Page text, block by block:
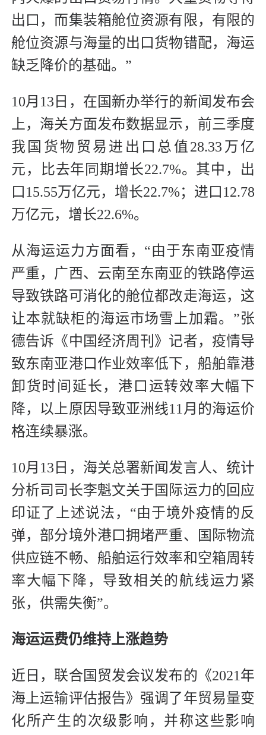
出口，而集装箱舱位资源有限，有限的
舱位资源与海量的出口货物错配，海运
缺乏降价的基础。”
10月13日，在国新办举行的新闻发布会
上，海关方面发布数据显示，前三季度
我国货物贸易进出口总值28.33万亿
元，比去年同期增长22.7%。其中，出
口15.55万亿元，增长22.7%；进口12.78
万亿元，增长22.6%。
从海运运力方面看，“由于东南亚疫情
严重，广西、云南至东南亚的铁路停运
导致铁路可消化的舱位都改走海运，这
让本就缺柜的海运市场雪上加霜。”张
德告诉《中国经济周刊》记者，疫情导
致东南亚港口作业效率低下，船舶靠港
卸货时间延长，港口运转效率大幅下
降，以上原因导致亚洲线11月的海运价
格连续暴涨。
10月13日，海关总署新闻发言人、统计
分析司司长李魁文关于国际运力的回应
印证了上述说法，“由于境外疫情的反
弹，部分境外港口拥堵严重、国际物流
供应链不畅、船舶运行效率和空箱周转
率大幅下降，导致相关的航线运力紧
张，供需失衡”。
海运运费仍维持上涨趋势
近日，联合国贸发会议发布的《2021年
海上运输评估报告》强调了年贸易量变
化所产生的次级影响，并称这些影响